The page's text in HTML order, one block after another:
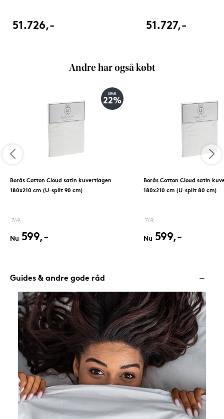
51.726,- 51.727,-
Andre har også købt
SPAR
22%
Borås Cotton Cloud satin kuvertlagen
180x210 cm (U-split 90 cm)
769,-
Nu 599,-
Borås Cotton Cloud satin
180x210 cm (U-split 80 cm)
769,-
Nu 599,-
Guides & andre gode råd